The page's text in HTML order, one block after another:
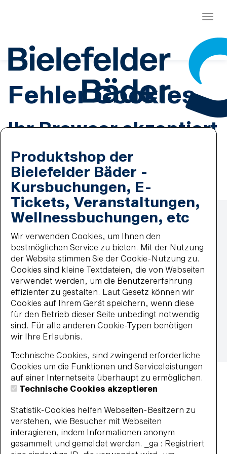
Fehler Cookies
Ihr Browser akzeptiert
keine Cookies.
Es ist erforderlich, dass Sie Cookies zulassen.
Zahlmethoden
Lastschrift
paypal
Wiederkehrende Lastschrift
Visa
Impressum
Datenschutz
Widerrufsbelehrung
Vertrag widerrufen
Barrierefreiheit
Impressum
AGB
Datenschutz
Widerrufsbelehrung
© 2026 BBF-Bielefelder Bäder und Freizeit GmbH
Produktshop der
Bielefelder Bäder -
Kursbuchungen, E-
Tickets, Veranstaltungen,
Wellnessbuchungen, etc
Wir verwenden Cookies, um Ihnen den
bestmöglichen Service zu bieten. Mit der Nutzung
der Website stimmen Sie der Cookie-Nutzung zu.
Cookies sind kleine Textdateien, die von Webseiten
verwendet werden, um die Benutzererfahrung
effizienter zu gestalten. Laut Gesetz können wir
Cookies auf Ihrem Gerät speichern, wenn diese
für den Betrieb dieser Seite unbedingt notwendig
sind. Für alle anderen Cookie-Typen benötigen
wir Ihre Erlaubnis.
Technische Cookies, sind zwingend erforderliche
Cookies um die Funktionen und Serviceleistungen
auf einer Internetseite überhaupt zu ermöglichen.
Technische Cookies akzeptieren
Statistik-Cookies helfen Webseiten-Besitzern zu
verstehen, wie Besucher mit Webseiten
interagieren, indem Informationen anonym
gesammelt und gemeldet werden. _ga : Registriert